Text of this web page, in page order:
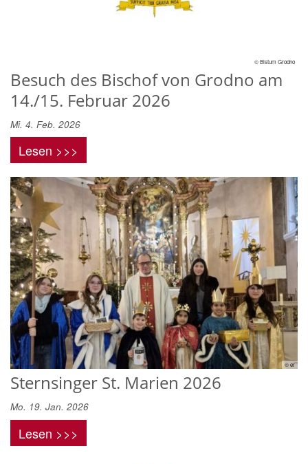
© Bistum Grodno
Besuch des Bischof von Grodno am
14./15. Februar 2026
Mi. 4. Feb. 2026
Lesen >>>
© er
Sternsinger St. Marien 2026
Mo. 19. Jan. 2026
Lesen >>>